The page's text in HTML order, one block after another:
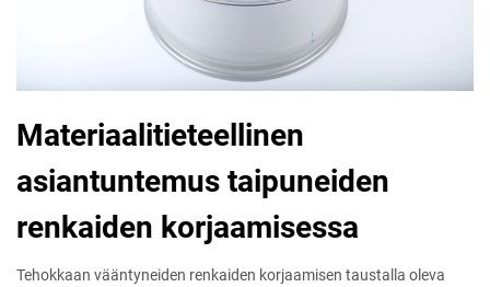
Materiaalitieteellinen
asiantuntemus taipuneiden
renkaiden korjaamisessa
Tehokkaan vääntyneiden renkaiden korjaamisen taustalla oleva